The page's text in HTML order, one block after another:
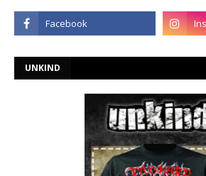
UNKIND